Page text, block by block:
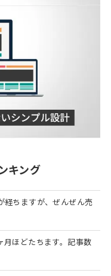
キング
経ちますが、ぜんぜん売
月ほどたちます。記事数